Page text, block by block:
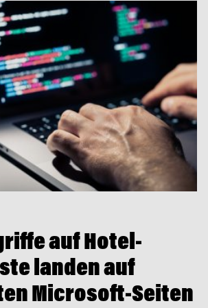
auf Hotel-
landen auf
Microsoft-Seiten